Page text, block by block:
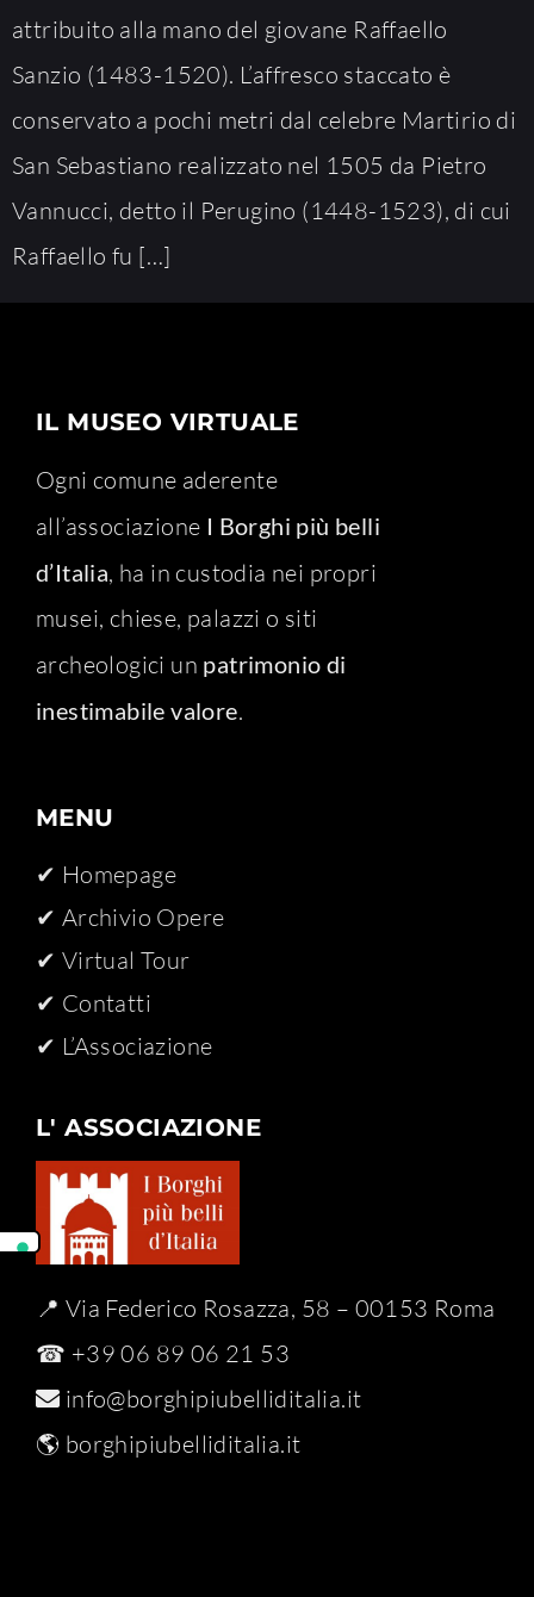
attribuito alla mano del giovane Raffaello
Sanzio (1483-1520). L’affresco staccato è
conservato a pochi metri dal celebre Martirio di
San Sebastiano realizzato nel 1505 da Pietro
Vannucci, detto il Perugino (1448-1523), di cui
Raffaello fu […]
IL MUSEO VIRTUALE
Ogni comune aderente
all’associazione I Borghi più belli
d’Italia, ha in custodia nei propri
musei, chiese, palazzi o siti
archeologici un patrimonio di
inestimabile valore.
MENU
✔ Homepage
✔ Archivio Opere​
✔ Virtual Tour
✔ Contatti
✔ L’Associazione
L' ASSOCIAZIONE
📍 Via Federico Rosazza, 58 – 00153 Roma
☎ +39 06 89 06 21 53
info@borghipiubelliditalia.it
🌎 borghipiubelliditalia.it